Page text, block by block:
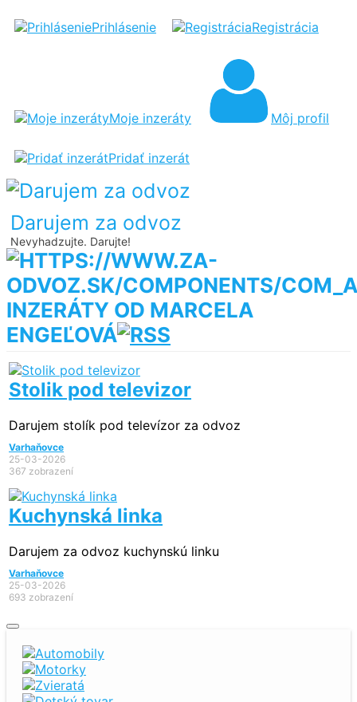
Prihlásenie Registrácia
Moje inzeráty Môj profil
Pridať inzerát
Darujem za odvoz
Nevyhadzujte. Darujte!
INZERÁTY OD MARCELA
ENGEĽOVÁ
Stolik pod televizor
Darujem stolík pod televízor za odvoz
Varhaňovce
25-03-2026
367 zobrazení
Kuchynská linka
Darujem za odvoz kuchynskú linku
Varhaňovce
25-03-2026
693 zobrazení
Automobily
Motorky
Zvieratá